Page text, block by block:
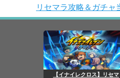
リセマラ攻略＆ガチャ
【イナイレクロス】リセマ